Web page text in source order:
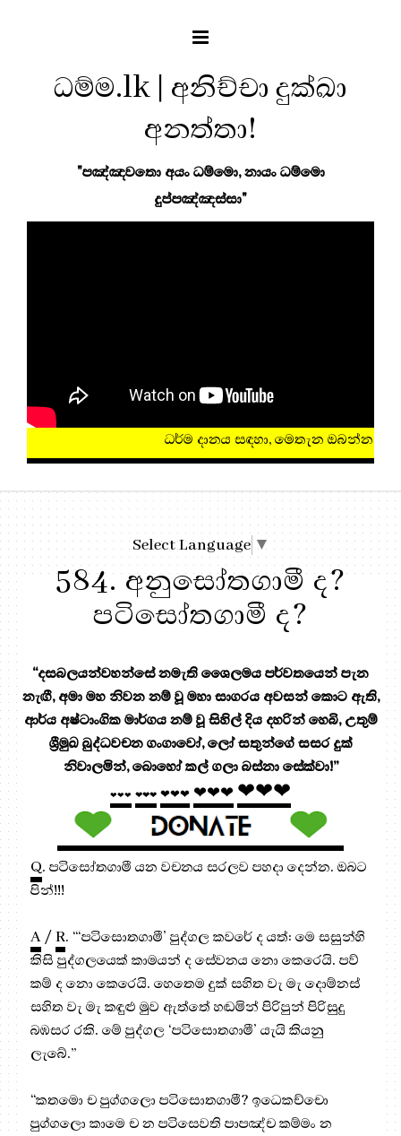
ධම්ම.lk | අනිච්චා දුක්ඛා
අනත්තා!
"පඤ්ඤවතො අයං ධම්මො, නායං ධම්මො
දුප්පඤ්ඤස්සා"
ධර්ම දානය සඳහා, මෙතැන ඔබන්න!
Select Language ▼
584. අනුසෝතගාමී ද?
පටිසෝතගාමී ද?
“දසබලයන්වහන්සේ නමැති ශෛලමය පර්වතයෙන් පැන
නැඟී, අමා මහ නිවන නම් වූ මහා සාගරය අවසන් කොට ඇති,
ආර්ය අෂ්ටාංගික මාර්ගය නම් වූ සිහිල් දිය දහරින් හෙබි, උතුම්
ශ්‍රීමුඛ බුද්ධවචන ගංගාවෝ, ලෝ සතුන්ගේ සසර දුක්
නිවාලමින්, බොහෝ කල් ගලා බස්නා සේක්වා!”
❤❤❤ ❤❤❤ ❤❤❤ ❤❤❤ ❤❤❤
Q. පටිසෝතගාමී යන වචනය සරලව පහදා දෙන්න. ඔබට
පින්!!!
A /R. “‘පටිසොතගාමී’ පුද්ගල කවරේ ද යත්: මෙ සසුන්හි
කිසි පුද්ගලයෙක් කාමයන් ද සේවනය නො කෙරෙයි. පව්
කම් ද නො කෙරෙයි. හෙතෙම දුක් සහිත වැ මැ දොම්නස්
සහිත වැ මැ කඳුළු මුව ඇත්තේ හඬමින් පිරිපුන් පිරිසුදු
බඹසර රකි. මේ පුද්ගල ‘පටිසොතගාමී’ යැයි කියනු
ලැබේ.”
“කතමො ච පුග්ගලො පටිසොතගාමී? ඉධෙකච්චො
පුග්ගලො කාමෙ ච න පටිසෙවති පාපඤ්ච කම්මං න